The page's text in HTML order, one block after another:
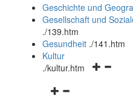
Geschichte und
Gesellschaft und
./139.htm
Gesundheit ./141.htm
Kultur
./kultur.htm
Navigationsmenü